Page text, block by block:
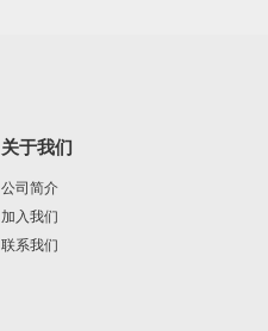
关于我们
公司简介
加入我们
联系我们